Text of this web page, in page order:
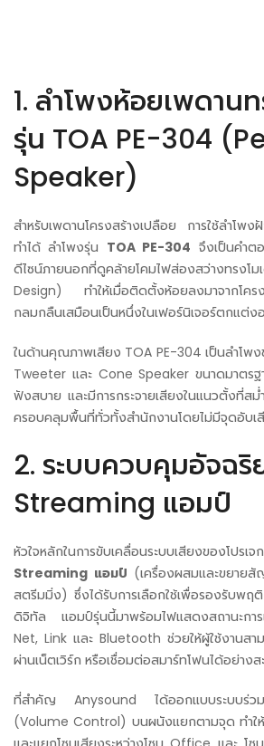
1. ลำโพงห้อยเพดาน
รุ่น TOA PE-304
Speaker)
สำหรับเพดานโครงสร้างเปลือย การใช้ลำโพง
ทำได้ ลำโพงรุ่น TOA PE-304 จึงเป็นคำ
ดีไซน์ภายนอกที่ดูคล้ายโคมไฟส่องสว่างท
Design) ทำให้เมื่อติดตั้งห้อยลงมาจากโค
กลมกลืนเสมือนเป็นหนึ่งในเฟอร์นิเจอร์ตกแต่
ในด้านคุณภาพเสียง TOA PE-304 เป็นลำโ
Tweeter และ Cone Speaker ขนาดมาตรฐ
ฟังสบาย และมีการกระจายเสียงในแนวตั้งที่สม่
ครอบคลุมพื้นที่ทั่วทั้งสำนักงานโดยไม่มีจุดอับเ
2. ระบบควบคุมอัจฉริ
Streaming แอมป์
หัวใจหลักในการขับเคลื่อนระบบเสียงข
Streaming แอมป์ (เครื่องผสมและขยาย
สตรีมมิ่ง) ซึ่งได้รับการเลือกใช้เพื่อรองรับพฤติ
ดิจิทัล แอมป์รุ่นนี้มาพร้อมไฟแสดงสถานะก
Net, Link และ Bluetooth ช่วยให้ผู้ใช้งานสา
ผ่านเน็ตเวิร์ก หรือเชื่อมต่อสมาร์ทโฟนได้อย่างส
ที่สำคัญ Anysound ได้ออกแบบระบบร่วม
(Volume Control) บนผนังแยกตามจุด ทำให้